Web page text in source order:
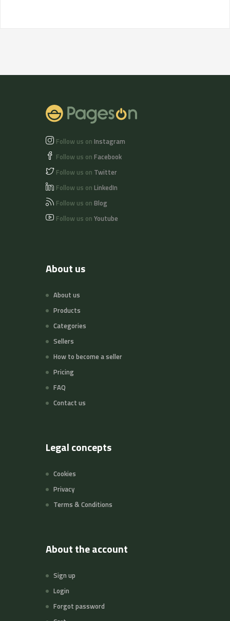
Follow us on Instagram
Follow us on Facebook
Follow us on Twitter
Follow us on LinkedIn
Follow us on Blog
Follow us on Youtube
About us
About us
Products
Categories
Sellers
How to become a seller
Pricing
FAQ
Contact us
Legal concepts
Cookies
Privacy
Terms & Conditions
About the account
Sign up
Login
Forgot password